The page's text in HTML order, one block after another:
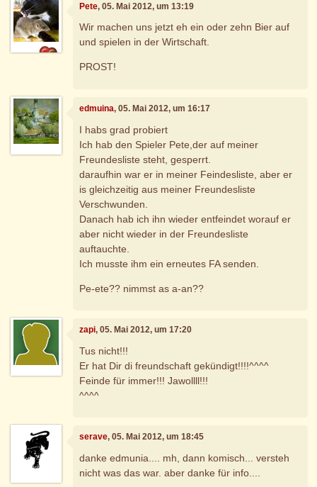
Pete, 05. Mai 2012, um 13:19
Wir machen uns jetzt eh ein oder zehn Bier auf
und spielen in der Wirtschaft.
PROST!
edmuina, 05. Mai 2012, um 16:17
I habs grad probiert
Ich hab den Spieler Pete,der auf meiner
Freundesliste steht, gesperrt.
daraufhin war er in meiner Feindesliste, aber er
is gleichzeitig aus meiner Freundesliste
Verschwunden.
Danach hab ich ihn wieder entfeindet worauf er
aber nicht wieder in der Freundesliste
auftauchte.
Ich musste ihm ein erneutes FA senden.
Pe-ete?? nimmst as a-an??
zapi, 05. Mai 2012, um 17:20
Tus nicht!!!
Er hat Dir di freundschaft gekündigt!!!!^^^^
Feinde für immer!!! Jawollll!!!
^^^^
serave, 05. Mai 2012, um 18:45
danke edmunia.... mh, dann komisch... versteh
nicht was das war. aber danke für info....